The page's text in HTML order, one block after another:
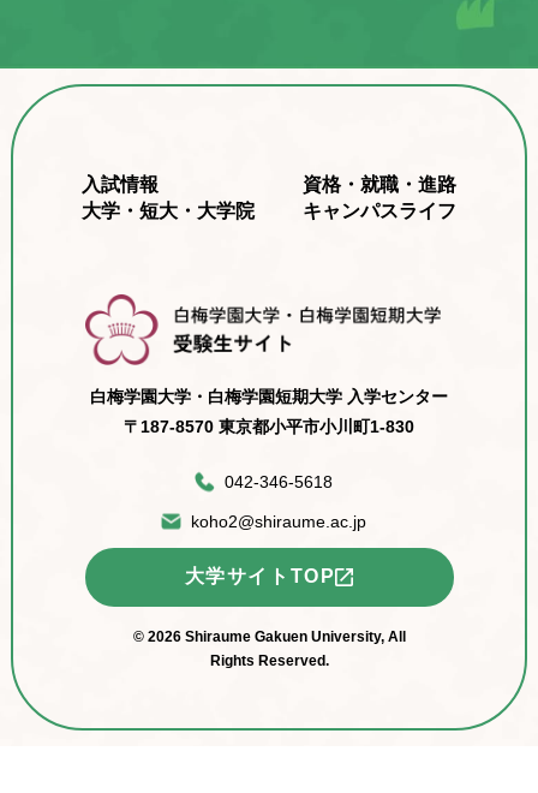
入試情報
キャンパスライフ
大学・短大・大学院
資格・就職・進路
白梅学園大学・白梅学園短期大学 入学センター
〒187-8570 東京都小平市小川町1-830
042-346-5618
koho2@shiraume.ac.jp
大学サイトTOP
© 2026 Shiraume Gakuen University, All
Rights Reserved.